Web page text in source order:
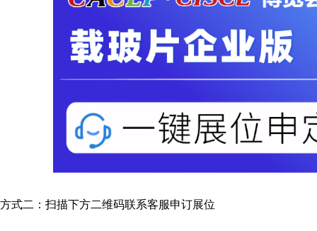
方式二：扫描下方二维码联系客服申订展位